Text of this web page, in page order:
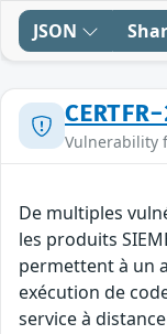
JSON
Vulnerability
De multiples
les produits
permettent à un
exécution de
service à